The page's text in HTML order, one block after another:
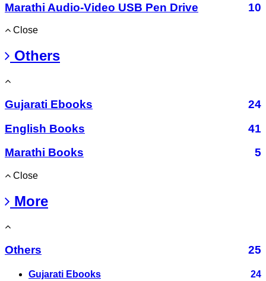
Marathi Audio-Video USB Pen Drive
10
Close
Others
Gujarati Ebooks
24
English Books
41
Marathi Books
5
Close
More
Others 25
Gujarati Ebooks 24